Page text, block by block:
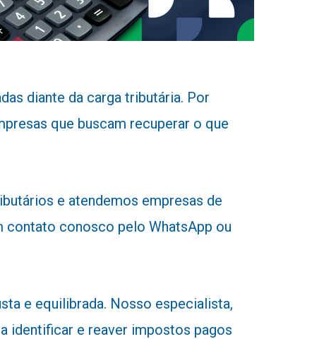
diante da carga tributária. Por
que buscam recuperar o que
e atendemos empresas de
conosco pelo WhatsApp ou
e equilibrada. Nosso especialista,
identificar e reaver impostos pagos